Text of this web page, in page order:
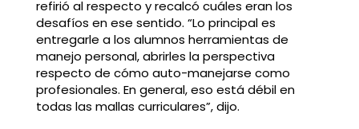
refirió al respecto y recalcó cuáles eran los
desafíos en ese sentido. “Lo principal es
entregarle a los alumnos herramientas de
manejo personal, abrirles la perspectiva
respecto de cómo auto-manejarse como
profesionales. En general, eso está débil en
todas las mallas curriculares”, dijo.